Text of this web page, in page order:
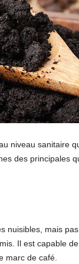
niveau sanitaire
des principales
nuisibles, mais
Il est capable
marc de café.